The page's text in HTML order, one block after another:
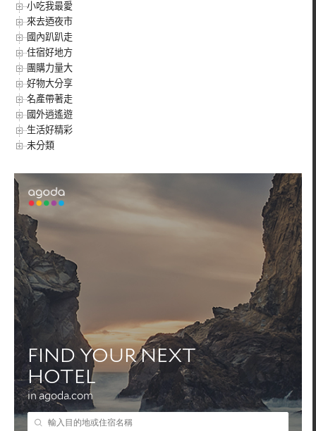
小吃我最愛
來去迺夜市
國內趴趴走
住宿好地方
團購力量大
好物大分享
名產帶著走
國外逍遙遊
生活好精彩
未分類